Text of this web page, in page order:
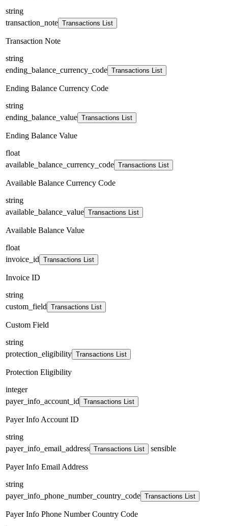
string
transaction_note Transactions List
Transaction Note
string
ending_balance_currency_code Transactions List
Ending Balance Currency Code
string
ending_balance_value Transactions List
Ending Balance Value
float
available_balance_currency_code Transactions List
Available Balance Currency Code
string
available_balance_value Transactions List
Available Balance Value
float
invoice_id Transactions List
Invoice ID
string
custom_field Transactions List
Custom Field
string
protection_eligibility Transactions List
Protection Eligibility
integer
payer_info_account_id Transactions List
Payer Info Account ID
string
payer_info_email_address Transactions List sensible
Payer Info Email Address
string
payer_info_phone_number_country_code Transactions List
Payer Info Phone Number Country Code